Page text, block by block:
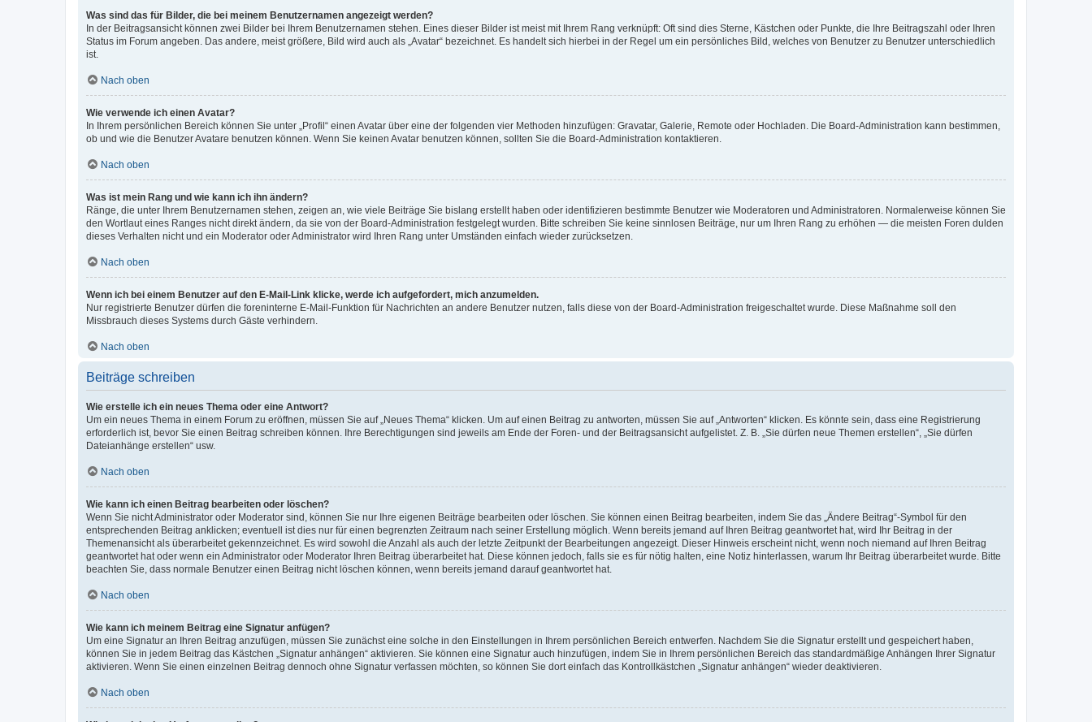
Was sind das für Bilder, die bei meinem Benutzernamen angezeigt werden?
In der Beitragsansicht können zwei Bilder bei Ihrem Benutzernamen stehen. Eines dieser Bilder ist meist mit Ihrem Rang verknüpft: Oft sind dies Sterne, Kästchen oder Punkte, die Ihre Beitragszahl oder Ihren
Status im Forum angeben. Das andere, meist größere, Bild wird auch als „Avatar“ bezeichnet. Es handelt sich hierbei in der Regel um ein persönliches Bild, welches von Benutzer zu Benutzer unterschiedlich
ist.
Nach oben
Wie verwende ich einen Avatar?
In Ihrem persönlichen Bereich können Sie unter „Profil“ einen Avatar über eine der folgenden vier Methoden hinzufügen: Gravatar, Galerie, Remote oder Hochladen. Die Board-Administration kann bestimmen,
ob und wie die Benutzer Avatare benutzen können. Wenn Sie keinen Avatar benutzen können, sollten Sie die Board-Administration kontaktieren.
Nach oben
Was ist mein Rang und wie kann ich ihn ändern?
Ränge, die unter Ihrem Benutzernamen stehen, zeigen an, wie viele Beiträge Sie bislang erstellt haben oder identifizieren bestimmte Benutzer wie Moderatoren und Administratoren. Normalerweise können Sie
den Wortlaut eines Ranges nicht direkt ändern, da sie von der Board-Administration festgelegt wurden. Bitte schreiben Sie keine sinnlosen Beiträge, nur um Ihren Rang zu erhöhen — die meisten Foren dulden
dieses Verhalten nicht und ein Moderator oder Administrator wird Ihren Rang unter Umständen einfach wieder zurücksetzen.
Nach oben
Wenn ich bei einem Benutzer auf den E-Mail-Link klicke, werde ich aufgefordert, mich anzumelden.
Nur registrierte Benutzer dürfen die foreninterne E-Mail-Funktion für Nachrichten an andere Benutzer nutzen, falls diese von der Board-Administration freigeschaltet wurde. Diese Maßnahme soll den
Missbrauch dieses Systems durch Gäste verhindern.
Nach oben
Beiträge schreiben
Wie erstelle ich ein neues Thema oder eine Antwort?
Um ein neues Thema in einem Forum zu eröffnen, müssen Sie auf „Neues Thema“ klicken. Um auf einen Beitrag zu antworten, müssen Sie auf „Antworten“ klicken. Es könnte sein, dass eine Registrierung
erforderlich ist, bevor Sie einen Beitrag schreiben können. Ihre Berechtigungen sind jeweils am Ende der Foren- und der Beitragsansicht aufgelistet. Z. B. „Sie dürfen neue Themen erstellen“, „Sie dürfen
Dateianhänge erstellen“ usw.
Nach oben
Wie kann ich einen Beitrag bearbeiten oder löschen?
Wenn Sie nicht Administrator oder Moderator sind, können Sie nur Ihre eigenen Beiträge bearbeiten oder löschen. Sie können einen Beitrag bearbeiten, indem Sie das „Ändere Beitrag“-Symbol für den
entsprechenden Beitrag anklicken; eventuell ist dies nur für einen begrenzten Zeitraum nach seiner Erstellung möglich. Wenn bereits jemand auf Ihren Beitrag geantwortet hat, wird Ihr Beitrag in der
Themenansicht als überarbeitet gekennzeichnet. Es wird sowohl die Anzahl als auch der letzte Zeitpunkt der Bearbeitungen angezeigt. Dieser Hinweis erscheint nicht, wenn noch niemand auf Ihren Beitrag
geantwortet hat oder wenn ein Administrator oder Moderator Ihren Beitrag überarbeitet hat. Diese können jedoch, falls sie es für nötig halten, eine Notiz hinterlassen, warum Ihr Beitrag überarbeitet wurde. Bitte
beachten Sie, dass normale Benutzer einen Beitrag nicht löschen können, wenn bereits jemand darauf geantwortet hat.
Nach oben
Wie kann ich meinem Beitrag eine Signatur anfügen?
Um eine Signatur an Ihren Beitrag anzufügen, müssen Sie zunächst eine solche in den Einstellungen in Ihrem persönlichen Bereich entwerfen. Nachdem Sie die Signatur erstellt und gespeichert haben,
können Sie in jedem Beitrag das Kästchen „Signatur anhängen“ aktivieren. Sie können eine Signatur auch hinzufügen, indem Sie in Ihrem persönlichen Bereich das standardmäßige Anhängen Ihrer Signatur
aktivieren. Wenn Sie einen einzelnen Beitrag dennoch ohne Signatur verfassen möchten, so können Sie dort einfach das Kontrollkästchen „Signatur anhängen“ wieder deaktivieren.
Nach oben